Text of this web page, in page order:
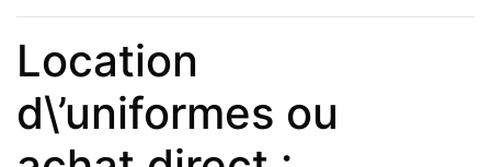
Location
d\’uniformes ou